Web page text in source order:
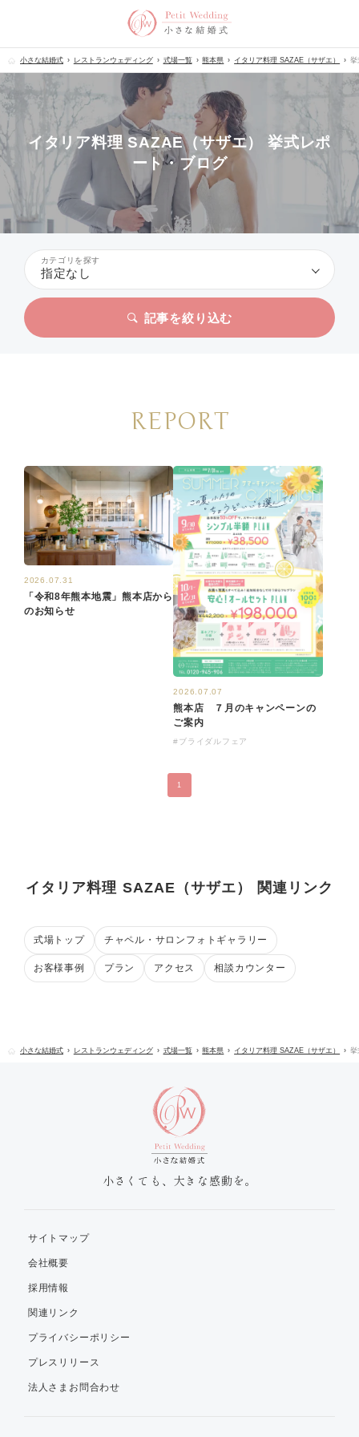
小さな結婚式 レストランウェディング 式場一覧 熊本県 イタリア料理 SAZAE（サザエ） 挙
イタリア料理 SAZAE（サザエ） 挙式レポ
ート・ブログ
カテゴリを探す
指定なし
記事を絞り込む
REPORT
2026.07.31
「令和8年熊本地震」熊本店から
のお知らせ
2026.07.07
熊本店 ７月のキャンペーンの
ご案内
#ブライダルフェア
1
イタリア料理 SAZAE（サザエ） 関連リンク
式場トップ チャペル・サロンフォトギャラリー
お客様事例 プラン アクセス 相談カウンター
小さな結婚式 レストランウェディング 式場一覧 熊本県 イタリア料理 SAZAE（サザエ） 挙
小さくても、大きな感動を。
サイトマップ
会社概要
採用情報
関連リンク
プライバシーポリシー
プレスリリース
法人さまお問合わせ